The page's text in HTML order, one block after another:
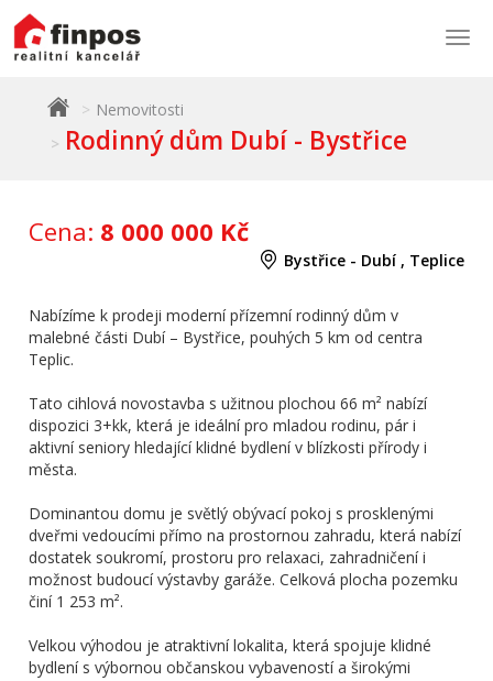
Nemovitosti
Rodinný dům Dubí - Bystřice
Cena: 8 000 000 Kč
Bystřice - Dubí , Teplice
Nabízíme k prodeji moderní přízemní rodinný dům v
malebné části Dubí – Bystřice, pouhých 5 km od centra
Teplic.
Tato cihlová novostavba s užitnou plochou 66 m² nabízí
dispozici 3+kk, která je ideální pro mladou rodinu, pár i
aktivní seniory hledající klidné bydlení v blízkosti přírody i
města.
Dominantou domu je světlý obývací pokoj s prosklenými
dveřmi vedoucími přímo na prostornou zahradu, která nabízí
dostatek soukromí, prostoru pro relaxaci, zahradničení i
možnost budoucí výstavby garáže. Celková plocha pozemku
činí 1 253 m².
Velkou výhodou je atraktivní lokalita, která spojuje klidné
bydlení s výbornou občanskou vybaveností a širokými